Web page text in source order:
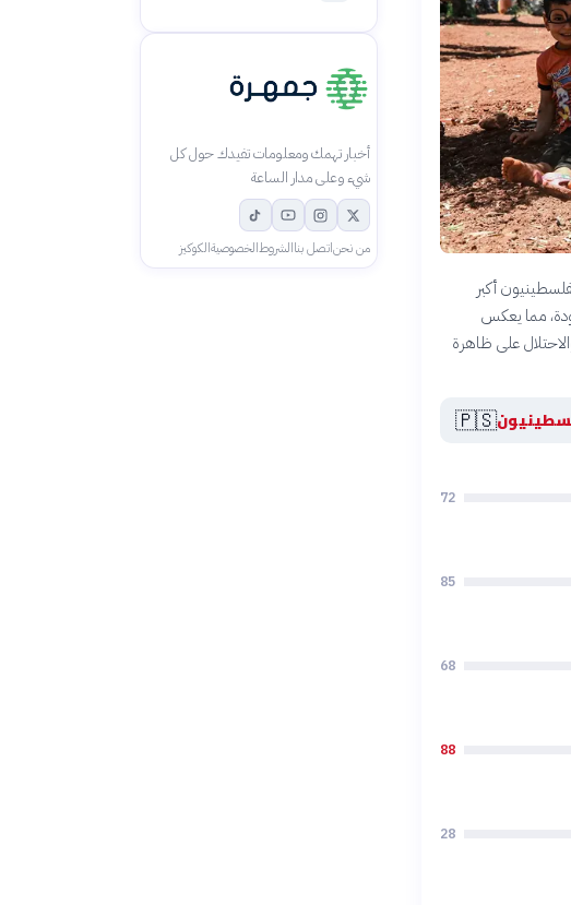
أكبر
مما يعكس
على ظاهرة
🇵🇸
72
85
68
88
28
أخبار تهمك ومعلومات تفيدك حول كل
شيء وعلى مدار الساعة
من نحناتصل بناالشروطالخصوصيةالكوكيز